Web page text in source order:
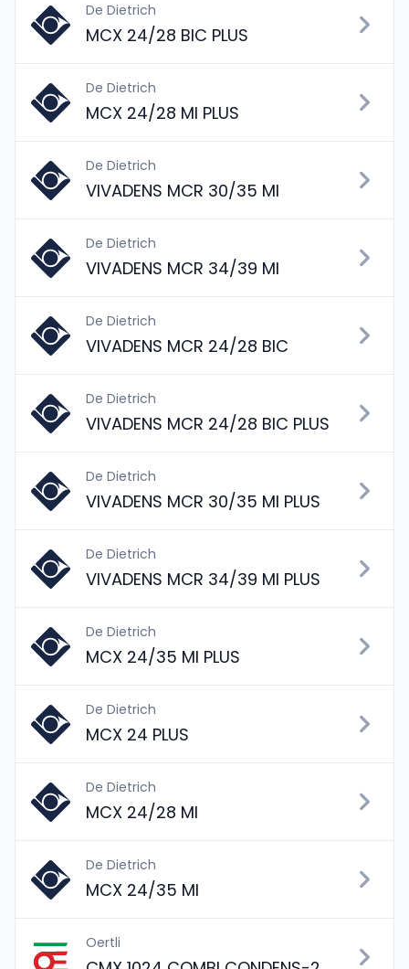
De Dietrich
MCX 24/28 BIC PLUS
De Dietrich
MCX 24/28 MI PLUS
De Dietrich
VIVADENS MCR 30/35 MI
De Dietrich
VIVADENS MCR 34/39 MI
De Dietrich
VIVADENS MCR 24/28 BIC
De Dietrich
VIVADENS MCR 24/28 BIC PLUS
De Dietrich
VIVADENS MCR 30/35 MI PLUS
De Dietrich
VIVADENS MCR 34/39 MI PLUS
De Dietrich
MCX 24/35 MI PLUS
De Dietrich
MCX 24 PLUS
De Dietrich
MCX 24/28 MI
De Dietrich
MCX 24/35 MI
Oertli